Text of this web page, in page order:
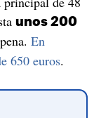
unos 200
En
650 euros.